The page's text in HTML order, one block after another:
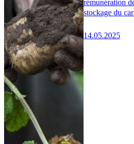
rémunération
stockage du
14.05.2025